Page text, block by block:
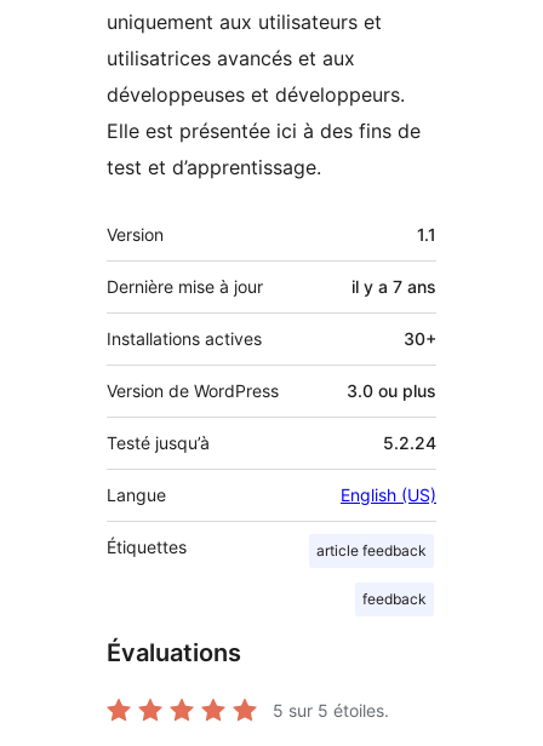
uniquement aux utilisateurs et
utilisatrices avancés et aux
développeuses et développeurs.
Elle est présentée ici à des fins de
test et d’apprentissage.
Méta
Version 1.1
Dernière mise à jour il y a 7 ans
Installations actives 30+
Version de WordPress 3.0 ou plus
Testé jusqu’à 5.2.24
Langue English (US)
Étiquettes article feedback
feedback
Évaluations
5 sur 5 étoiles.